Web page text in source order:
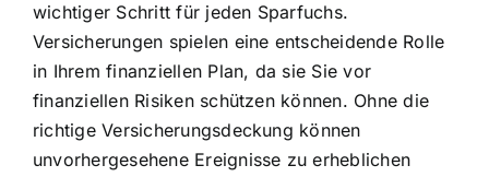
wichtiger Schritt für jeden Sparfuchs.
Versicherungen spielen eine entscheidende Rolle
in Ihrem finanziellen Plan, da sie Sie vor
finanziellen Risiken schützen können. Ohne die
richtige Versicherungsdeckung können
unvorhergesehene Ereignisse zu erheblichen